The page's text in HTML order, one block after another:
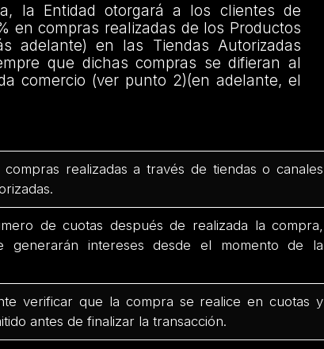
la Entidad otorgará a los clientes de
en compras realizadas de los Productos
adelante) en las Tiendas Autorizadas
que dichas compras se difieran al
comercio (ver punto 2)(en adelante, el
realizadas a través de tiendas o canales
de cuotas después de realizada la compra,
intereses desde el momento de la
verificar que la compra se realice en cuotas y
antes de finalizar la transacción.